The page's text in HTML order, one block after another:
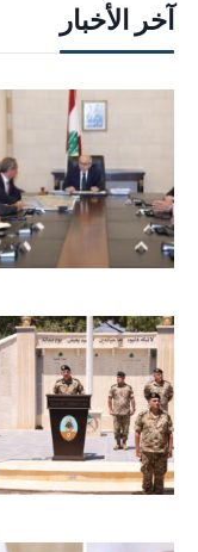
آخر الأخبار